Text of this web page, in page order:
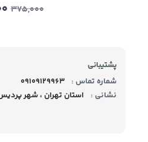
375,000
پشتیبانی
شماره تماس :
09109129963
نشانی :
استان تهران ، شهر